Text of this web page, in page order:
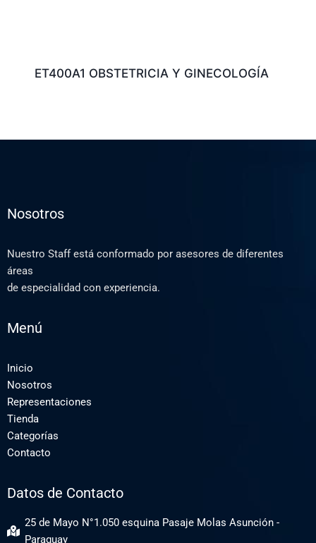
ET400A1 OBSTETRICIA Y GINECOLOGÍA
Nosotros
Nuestro Staff está conformado por asesores de diferentes
áreas
de especialidad con experiencia.
Menú
Inicio
Nosotros
Representaciones
Tienda
Categorías
Contacto
Datos de Contacto
25 de Mayo N°1.050 esquina Pasaje Molas Asunción -
Paraguay